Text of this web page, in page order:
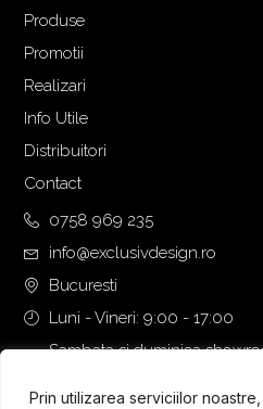
Prin utilizarea serviciilor
Produse
Promotii
Realizari
Info Utile
Distribuitori
Contact
0758 969 235
info@exclusivdesign.ro
Bucuresti
Luni - Vineri: 9:00 - 17:00
Sambata si duminica